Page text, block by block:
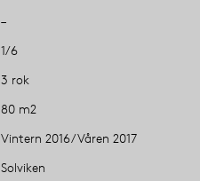
–
1/6
3 rok
80 m2
Vintern 2016/Våren 2017
Solviken